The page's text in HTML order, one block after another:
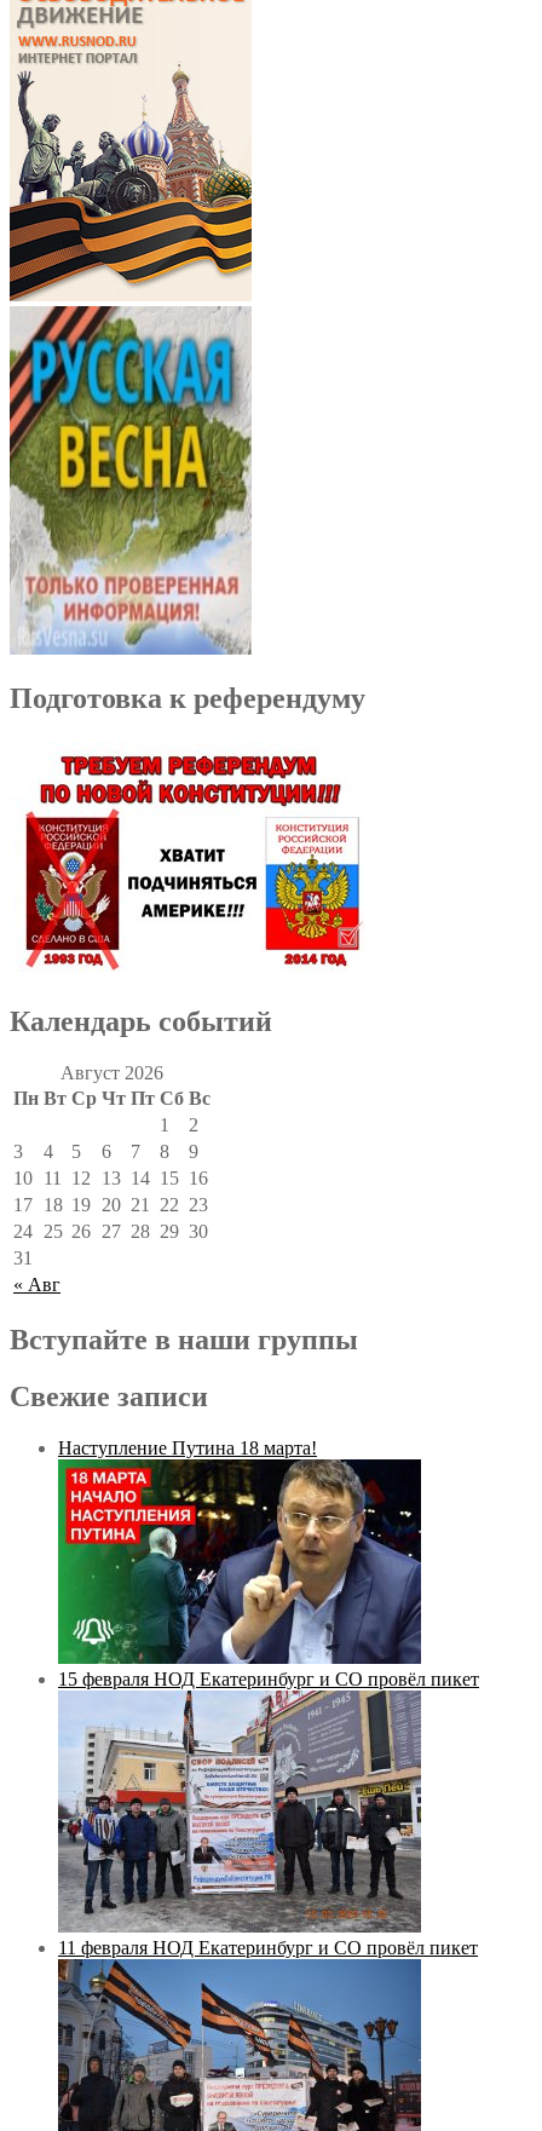
Подготовка к референдуму
Календарь событий
Август 2026
Пн Вт Ср Чт Пт Сб Вс
« Авг
1
2
3
4 5 6 7 8
9
10 11 12 13 14 15 16
17 18 19 20 21 22 23
24 25 26 27 28 29 30
31
Вступайте в наши группы
Свежие записи
Наступление Путина 18 марта!
15 февраля НОД Екатеринбург и СО провёл пикет
11 февраля НОД Екатеринбург и СО провёл пикет